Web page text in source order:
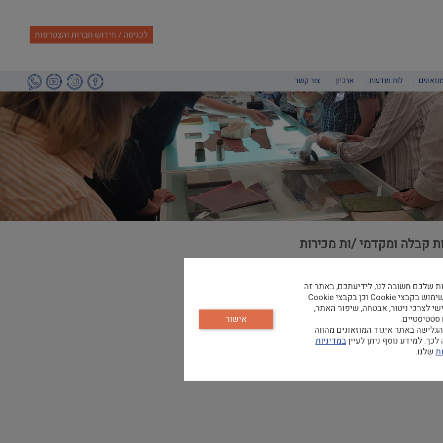
לכניסה / חידוש חברות והצטרפות
לוח מודעות ארכיון צור קשר
קבלה ומקדמי /ות מכירות
שלכם חשובה לנו, לידיעתכם, באתר זה
נעשה שימוש בקבצי Cookie וכן בקבצי Cookie
לצרכי ניטור, אבטחה, שיפור האתר,
סטטיסטיים.
באתר איגוד המוזאונים מהווה
למידע נוסף ניתן לעייןבמדיניות
שלנו.
אישור